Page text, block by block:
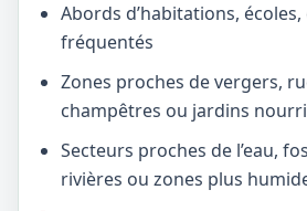
Abords d’habitations,
fréquentés
Zones proches de vergers,
champêtres ou jardins
Secteurs proches de l’eau,
rivières ou zones plus